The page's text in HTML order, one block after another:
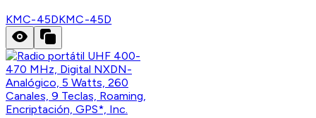
KMC-45DKMC-45D